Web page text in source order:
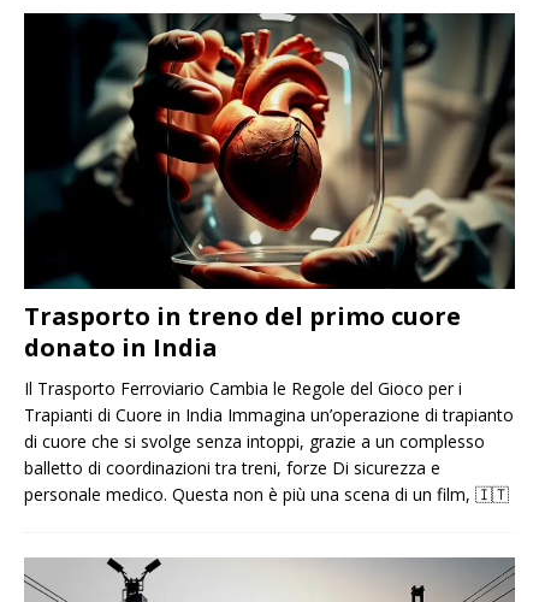
Trasporto in treno del primo cuore
donato in India
Il Trasporto Ferroviario Cambia le Regole del Gioco per i
Trapianti di Cuore in India Immagina un’operazione di trapianto
di cuore che si svolge senza intoppi, grazie a un complesso
balletto di coordinazioni tra treni, forze Di sicurezza e
personale medico. Questa non è più una scena di un film, 🇮🇹